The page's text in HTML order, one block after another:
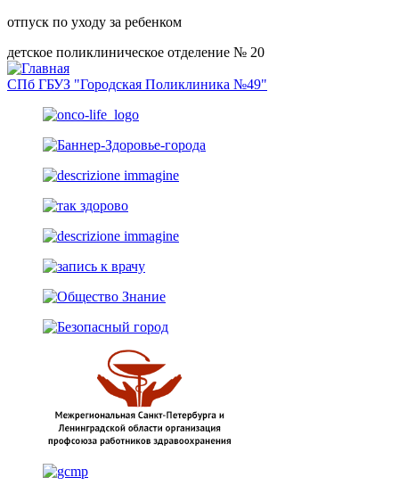
отпуск по уходу за ребенком
детское поликлиническое отделение № 20
СПб ГБУЗ "Городская Поликлиника №49"